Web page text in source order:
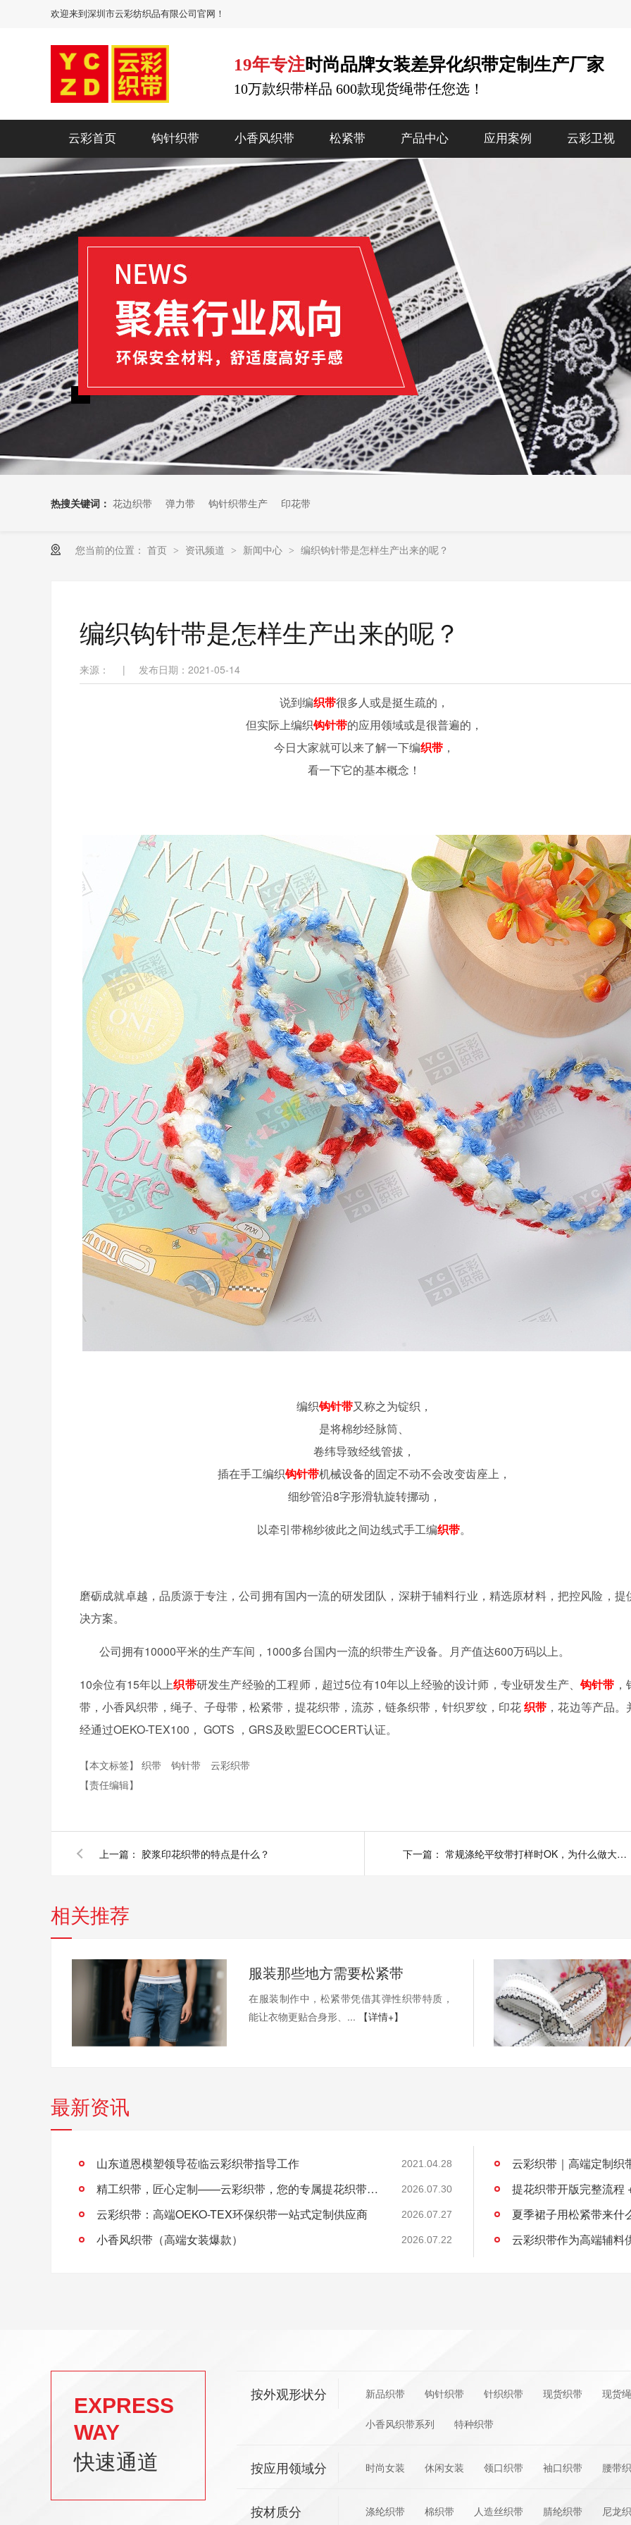
欢迎来到深圳市云彩纺织品有限公司官网！
19年专注时尚品牌女装差异化织带定制生产厂家
10万款织带样品 600款现货绳带任您选！
云彩首页 钩针织带 小香风织带 松紧带 产品中心 应用案例 云彩卫视
热搜关键词： 花边织带 弹力带 钩针织带生产 印花带
您当前的位置： 首页 > 资讯频道 > 新闻中心 > 编织钩针带是怎样生产出来的呢？
编织钩针带是怎样生产出来的呢？
来源： | 发布日期：2021-05-14
说到编织带很多人或是挺生疏的，
但实际上编织钩针带的应用领域或是很普遍的，
今日大家就可以来了解一下编织带 ，
看一下它的基本概念！
编织钩针带又称之为锭织，
是将棉纱经脉筒、
卷纬导致经线管拔，
插在手工编织钩针带机械设备的固定不动不会改变齿座上，
细纱管沿8字形滑轨旋转挪动，
以牵引带棉纱彼此之间边线式手工编织带。
磨砺成就卓越，品质源于专注，公司拥有国内一流的研发团队 ，深耕于辅料行业 ， 精选原材料， 把控风险，提
决方案。
公司拥有10000平米的生产车间，1000多台国内一流的织带生产设备。月产值达600万码以上。
10余位有15年以上织带研发生产经验的工程师， 超过5位有10年以上经验的设计师，专业研发生产、钩针带
带，小香风织带，绳子、子母带，松紧带，提花织带，流苏，链条织带，针织罗纹，印花织带 ，花边等产品。
经通过OEKO-TEX100， GOTS ， GRS及欧盟ECOCERT认证。
【本文标签】 织带 钩针带
云彩织带
【责任编辑】
上一篇： 胶浆印花织带的特点是什么？ 下一篇： 常规涤纶平纹带打样时OK，为什么做大货时却出现了露底的现象？
相关推荐
服装那些地方需要松紧带
在服装制作中，松紧带凭借其弹性织带特质，
能让衣物更贴合身形、...
【详情+】
最新资讯
山东道恩模塑领导莅临云彩织带指导工作 2021.04.28
精工织带，匠心定制——云彩织带，您的专属提花织带解决方案专家 2026.07.30
云彩织带：高端OEKO-TEX环保织带一站式定制供应商 2026.07.27
小香风织带（高端女装爆款） 2026.07.22
提花织带开版完整流程
夏季裙子用松紧带来什
云彩织带作为高端辅料
EXPRESS
WAY
快速通道
按外观形状分 新品织带 钩针织带 针织织带 现货织带 现货
小香风织带系列 特种织带
按应用领域分 时尚女装 休闲女装 领口织带 袖口织带 腰带
按材质分 涤纶织带 棉织带 人造丝织带 腈纶织带 尼龙